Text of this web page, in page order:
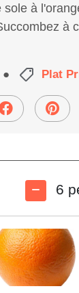
à
à
● Plat
6